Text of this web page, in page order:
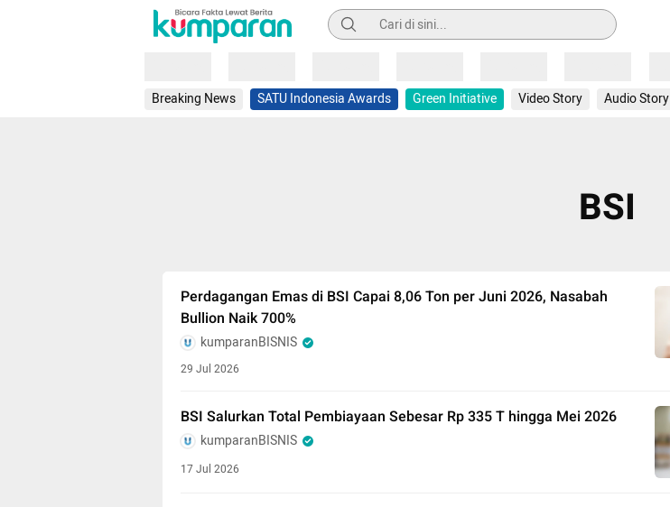
Pencarian
Breaking News SATU Indonesia Awards Green Initiative Video Story Audio Story
BSI
Perdagangan Emas di BSI Capai 8,06 Ton per Juni 2026, Nasabah
Bullion Naik 700%
kumparanBISNIS
29 Jul 2026
BSI Salurkan Total Pembiayaan Sebesar Rp 335 T hingga Mei 2026
kumparanBISNIS
17 Jul 2026